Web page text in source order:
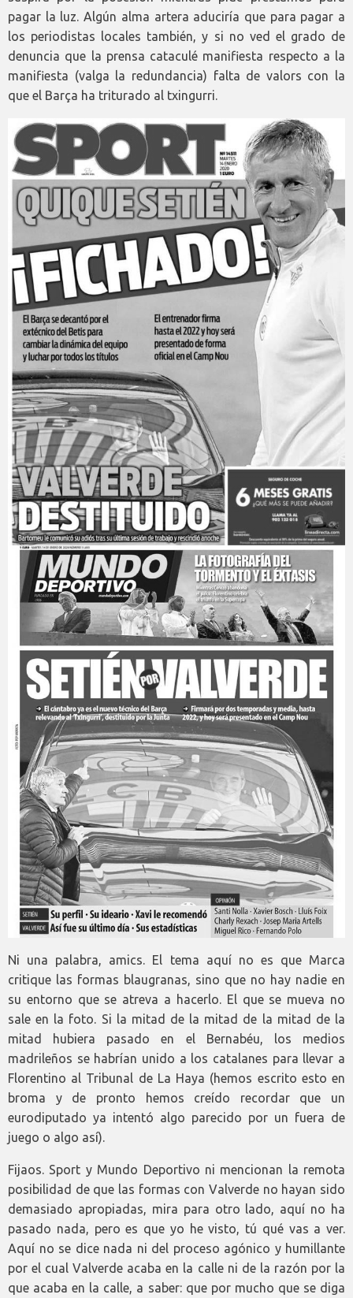
pagar la luz. Algún alma artera aduciría que para pagar a
los periodistas locales también, y si no ved el grado de
denuncia que la prensa cataculé manifiesta respecto a la
manifiesta (valga la redundancia) falta de valors con la
que el Barça ha triturado al txingurri.
Ni una palabra, amics. El tema aquí no es que Marca
critique las formas blaugranas, sino que no hay nadie en
su entorno que se atreva a hacerlo. El que se mueva no
sale en la foto. Si la mitad de la mitad de la mitad de la
mitad hubiera pasado en el Bernabéu, los medios
madrileños se habrían unido a los catalanes para llevar a
Florentino al Tribunal de La Haya (hemos escrito esto en
broma y de pronto hemos creído recordar que un
eurodiputado ya intentó algo parecido por un fuera de
juego o algo así).
Fijaos. Sport y Mundo Deportivo ni mencionan la remota
posibilidad de que las formas con Valverde no hayan sido
demasiado apropiadas, mira para otro lado, aquí no ha
pasado nada, pero es que yo he visto, tú qué vas a ver.
Aquí no se dice nada ni del proceso agónico y humillante
por el cual Valverde acaba en la calle ni de la razón por la
que acaba en la calle, a saber: que por mucho que se diga